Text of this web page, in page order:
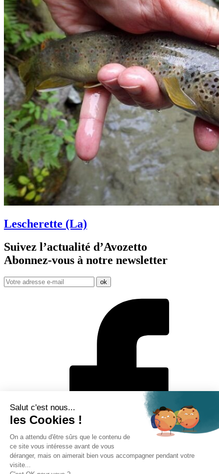
Lescherette (La)
Suivez l’actualité d’Avozetto
Abonnez-vous à notre newsletter